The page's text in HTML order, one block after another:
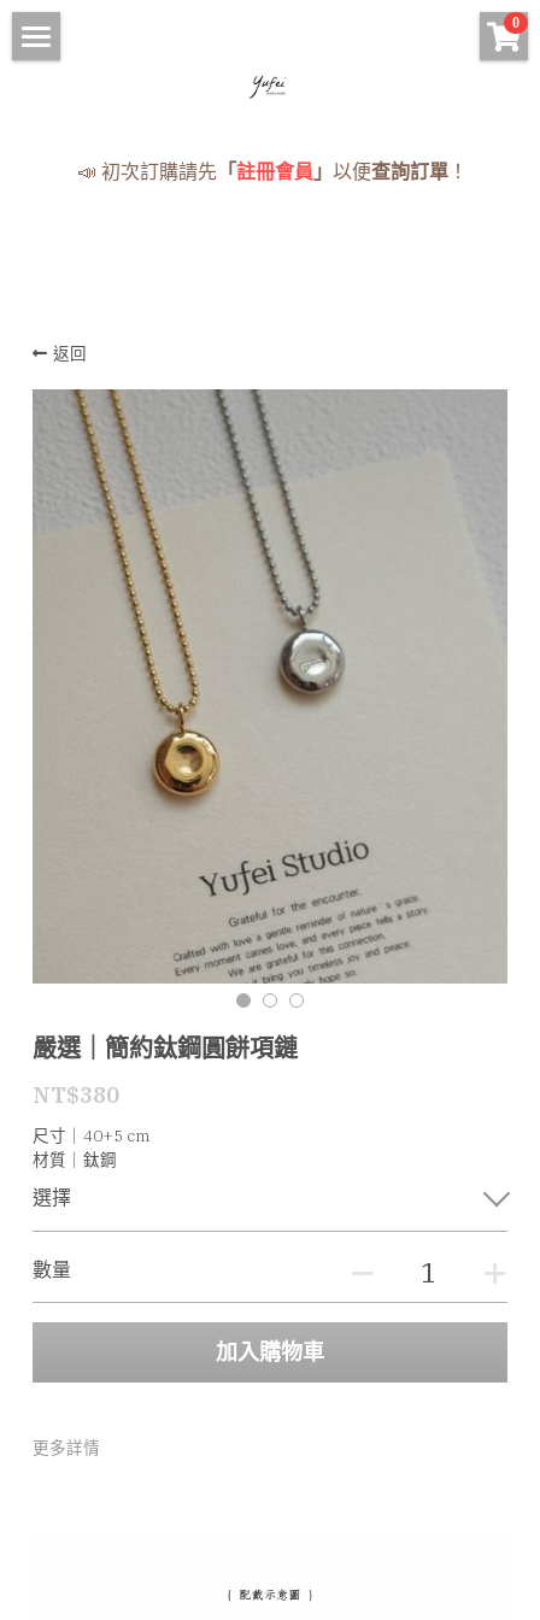
📣 初次訂購請先「註冊會員 」 以便查詢訂單！
0
戒指
《蠟線編繩系列》
NOTICE
付款資訊（匯款回覆單）
訂購須知與流程
海外訂購（港澳）
材質說明與保養須知
登錄 註冊
搜索
返回
嚴選｜簡約鈦鋼圓餅項鏈
NT$380
尺寸｜40+5 cm
材質｜鈦鋼
選擇
數量
加入購物車
更多詳情
×
項鍊 Necklaces
· 蠟線編織專區
現貨
售完